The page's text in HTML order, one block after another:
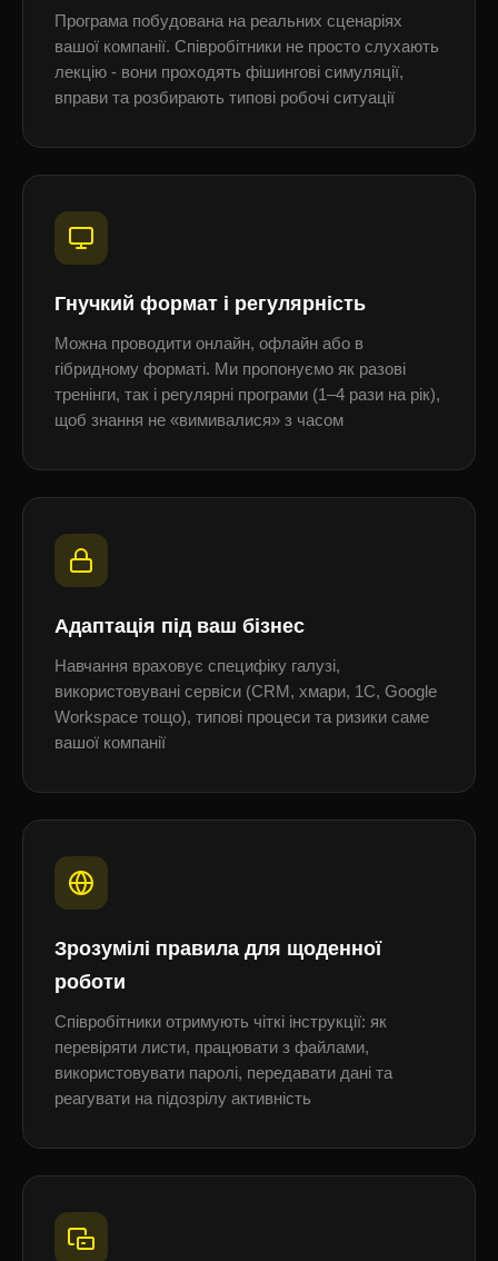
Програма побудована на реальних сценаріях
вашої компанії. Співробітники не просто слухають
лекцію - вони проходять фішингові симуляції,
вправи та розбирають типові робочі ситуації
Гнучкий формат і регулярність
Можна проводити онлайн, офлайн або в
гібридному форматі. Ми пропонуємо як разові
тренінги, так і регулярні програми (1–4 рази на рік),
щоб знання не «вимивалися» з часом
Адаптація під ваш бізнес
Навчання враховує специфіку галузі,
використовувані сервіси (CRM, хмари, 1С, Google
Workspace тощо), типові процеси та ризики саме
вашої компанії
Зрозумілі правила для щоденної
роботи
Співробітники отримують чіткі інструкції: як
перевіряти листи, працювати з файлами,
використовувати паролі, передавати дані та
реагувати на підозрілу активність